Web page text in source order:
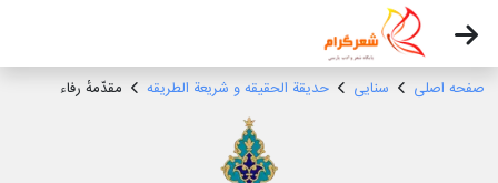
صفحه اصلی سنایی حدیقة الحقیقه و شریعة الطریقه مقدّمهٔ رفاء